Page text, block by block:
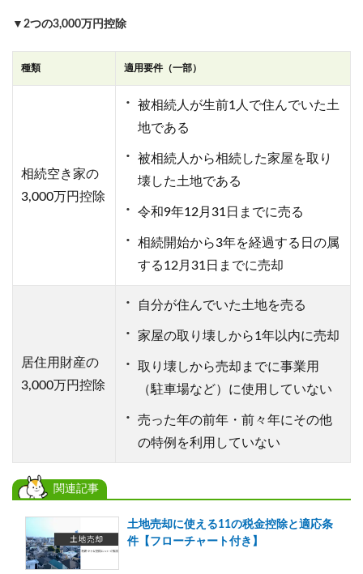
▼2つの3,000万円控除
種類 適用要件（一部）
相続空き家の
3,000万円控除
被相続人が生前1人で住んでいた土
地である
被相続人から相続した家屋を取り
壊した土地である
令和9年12月31日までに売る
相続開始から3年を経過する日の属
する12月31日までに売却
居住用財産の
3,000万円控除
自分が住んでいた土地を売る
家屋の取り壊しから1年以内に売却
取り壊しから売却までに事業用
（駐車場など）に使用していない
売った年の前年・前々年にその他
の特例を利用していない
関連記事
土地売却に使える11の税金控除と適応条
件【フローチャート付き】